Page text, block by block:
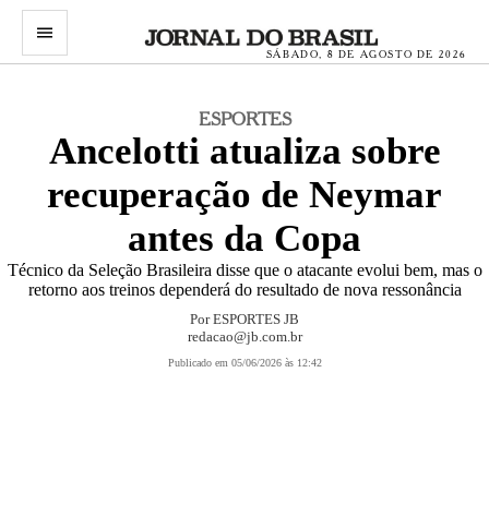
menu
SÁBADO, 8 DE AGOSTO DE 2026
ESPORTES
Ancelotti atualiza sobre
recuperação de Neymar
antes da Copa
Técnico da Seleção Brasileira disse que o atacante evolui bem, mas o
retorno aos treinos dependerá do resultado de nova ressonância
PorESPORTES JB
redacao@jb.com.br
Publicado em 05/06/2026 às 12:42